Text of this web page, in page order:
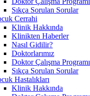
Sıkça Sorulan Sorular
Cerrahi
Klinik Hakkında
Klinikten Haberler
Nasıl Gidilir?
Doktorlarımız
Doktor Çalışma Programı
Sıkça Sorulan Sorular
Hastalıkları
Klinik Hakkında